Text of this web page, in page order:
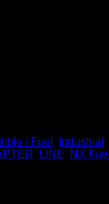
/ Fuel Industrial
LINE NX Fuel